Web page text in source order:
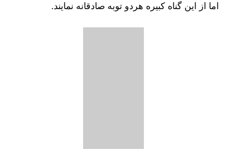
اما از اين گناه كبيره هردو توبه صادقانه نمايند.